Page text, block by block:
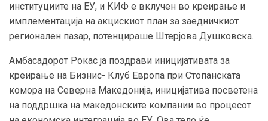
институциите на ЕУ, и КИФ е вклучен во креирање и
имплементација на акцискиот план за заедничкиот
регионален пазар, потенцираше Штерјова Душковска.
Амбасадорот Рокас ја поздрави иницијативата за
креирање на Бизнис- Клуб Европа при Стопанската
комора на Северна Македонија, иницијатива посветена
на поддршка на македонските компании во процесот